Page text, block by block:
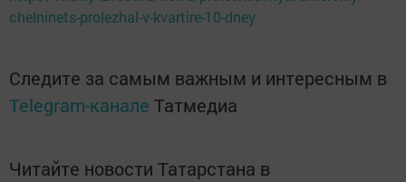
chelninets-prolezhal-v-kvartire-10-dney
Следите за самым важным и интересным в
Telegram-канале Татмедиа
Читайте новости Татарстана в